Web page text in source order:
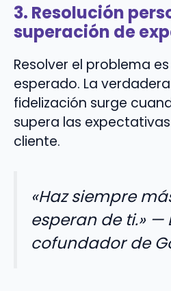
3. Resolución
superación de
Resolver el problema
esperado. La
fidelización surge
supera las
cliente.
«Haz siempre
esperan de ti.» —
cofundador de